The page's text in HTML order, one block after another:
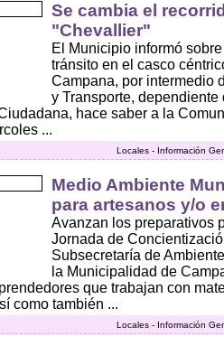
Se cambia el
"Chevallier"
El Municipio informó
tránsito en el casco
Campana, por intermedio
y Transporte,
hace saber a la
...
Locales - Información
Medio Ambiente
para artesanos y/o
Avanzan los preparativos
Jornada de
Subsecretaría de
la Municipalidad de
que trabajan con
como también ...
Locales - Información